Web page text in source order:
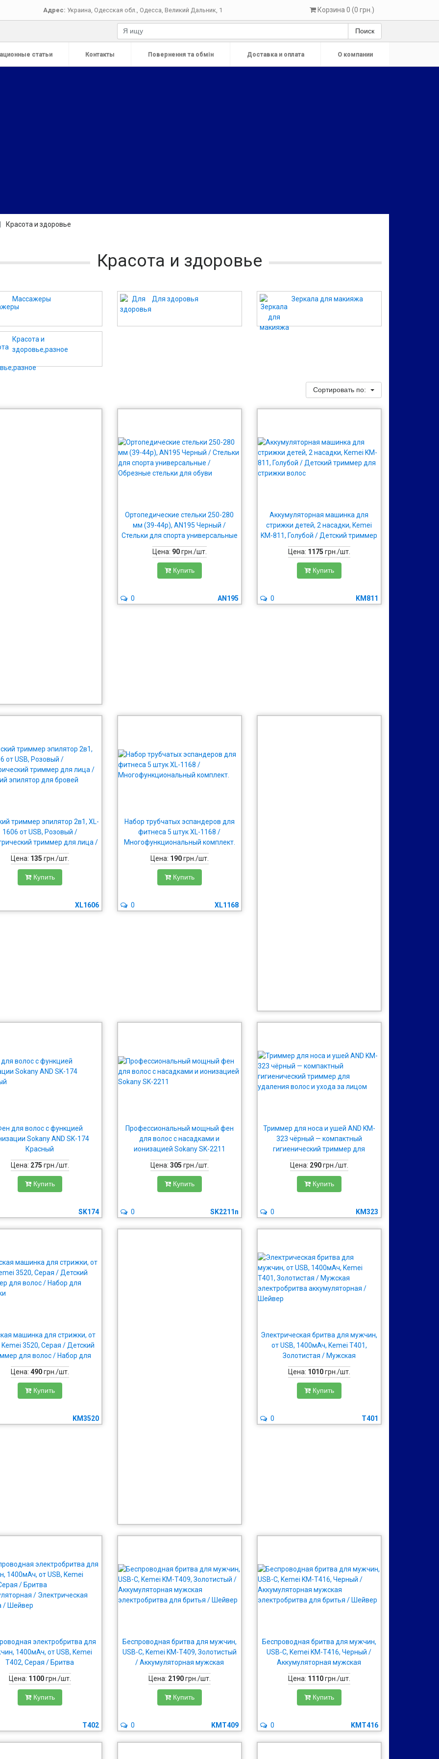
Адрес: Украина Одесская обл. Одесса Великий Дальник, 1 Корзина 0 (0 грн.)
Поиск
статьи Контакты Повернення та обмін Доставка и оплата О компании
Красота и здоровье
Красота и здоровье
Массажеры Для здоровья Зеркала для макияжа
Красота и
здоровье,разное
Сортировать по:
Ортопедические стельки 250-280
мм (39-44р), AN195 Черный /
Стельки для спорта универсальные
/ Обрезные стельки для обуви
Цена: 90грн./шт.
Купить
AN195
0
Аккумуляторная машинка для
стрижки детей, 2 насадки, Kemei
KM-811, Голубой / Детский триммер
для стрижки волос
Цена: 1175 грн./шт.
Купить
KM811
0
триммер эпилятор 2в1, XL-
1606 от USB, Розовый /
триммер для лица /
эпилятор для бровей
Цена: 135 грн./шт.
Купить
XL1606
Набор трубчатых эспандеров для
фитнеса 5 штук XL-1168 /
Многофункциональный комплект.
Цена: 190грн./шт.
Купить
XL1168
0
для волос с функцией
Sokany AND SK-174
Красный
Цена: 275 грн./шт.
Купить
SK174
Профессиональный мощный фен
для волос с насадками и
ионизацией Sokany SK-2211
Цена: 305 грн./шт.
Купить
SK2211n
0
Триммер для носа и ушей AND KM-
323 чёрный — компактный
гигиенический триммер для
удаления волос и ухода за лицом
Цена: 290грн./шт.
Купить
KM323
0
машинка для стрижки, от
Kemei 3520, Серая / Детский
для волос / Набор для
стрижки
Цена: 490грн./шт.
Купить
KM3520
Электрическая бритва для мужчин,
от USB, 1400мАч, Kemei T401,
Золотистая / Мужская
электробритва аккумуляторная /
Шейвер
Цена: 1010грн./шт.
Купить
T401
0
электробритва для
1400мАч, от USB, Kemei
T402, Серая / Бритва
/ Электрическая
бритва / Шейвер
Цена: 1100грн./шт.
Купить
T402
Беспроводная бритва для мужчин,
USB-C, Kemei KM-T409, Золотистый
/ Аккумуляторная мужская
электробритва для бритья /
Шейвер
Цена: 2190грн./шт.
Купить
KMT409
0
Беспроводная бритва для мужчин,
USB-C, Kemei KM-T416, Черный /
Аккумуляторная мужская
электробритва для бритья /
Шейвер
Цена: 1110грн./шт.
Купить
KMT416
0